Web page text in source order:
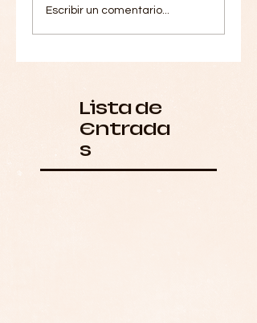
Escribir un comentario...
Lista de
Entrada
s